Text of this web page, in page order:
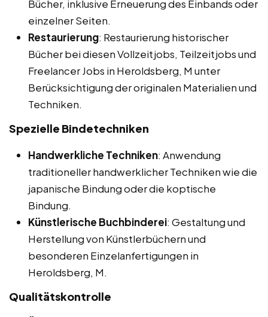
Bücher, inklusive Erneuerung des Einbands oder
einzelner Seiten.
Restaurierung: Restaurierung historischer
Bücher bei diesen Vollzeitjobs, Teilzeitjobs und
Freelancer Jobs in Heroldsberg, M unter
Berücksichtigung der originalen Materialien und
Techniken.
Spezielle Bindetechniken
Handwerkliche Techniken: Anwendung
traditioneller handwerklicher Techniken wie die
japanische Bindung oder die koptische
Bindung.
Künstlerische Buchbinderei: Gestaltung und
Herstellung von Künstlerbüchern und
besonderen Einzelanfertigungen in
Heroldsberg, M.
Qualitätskontrolle